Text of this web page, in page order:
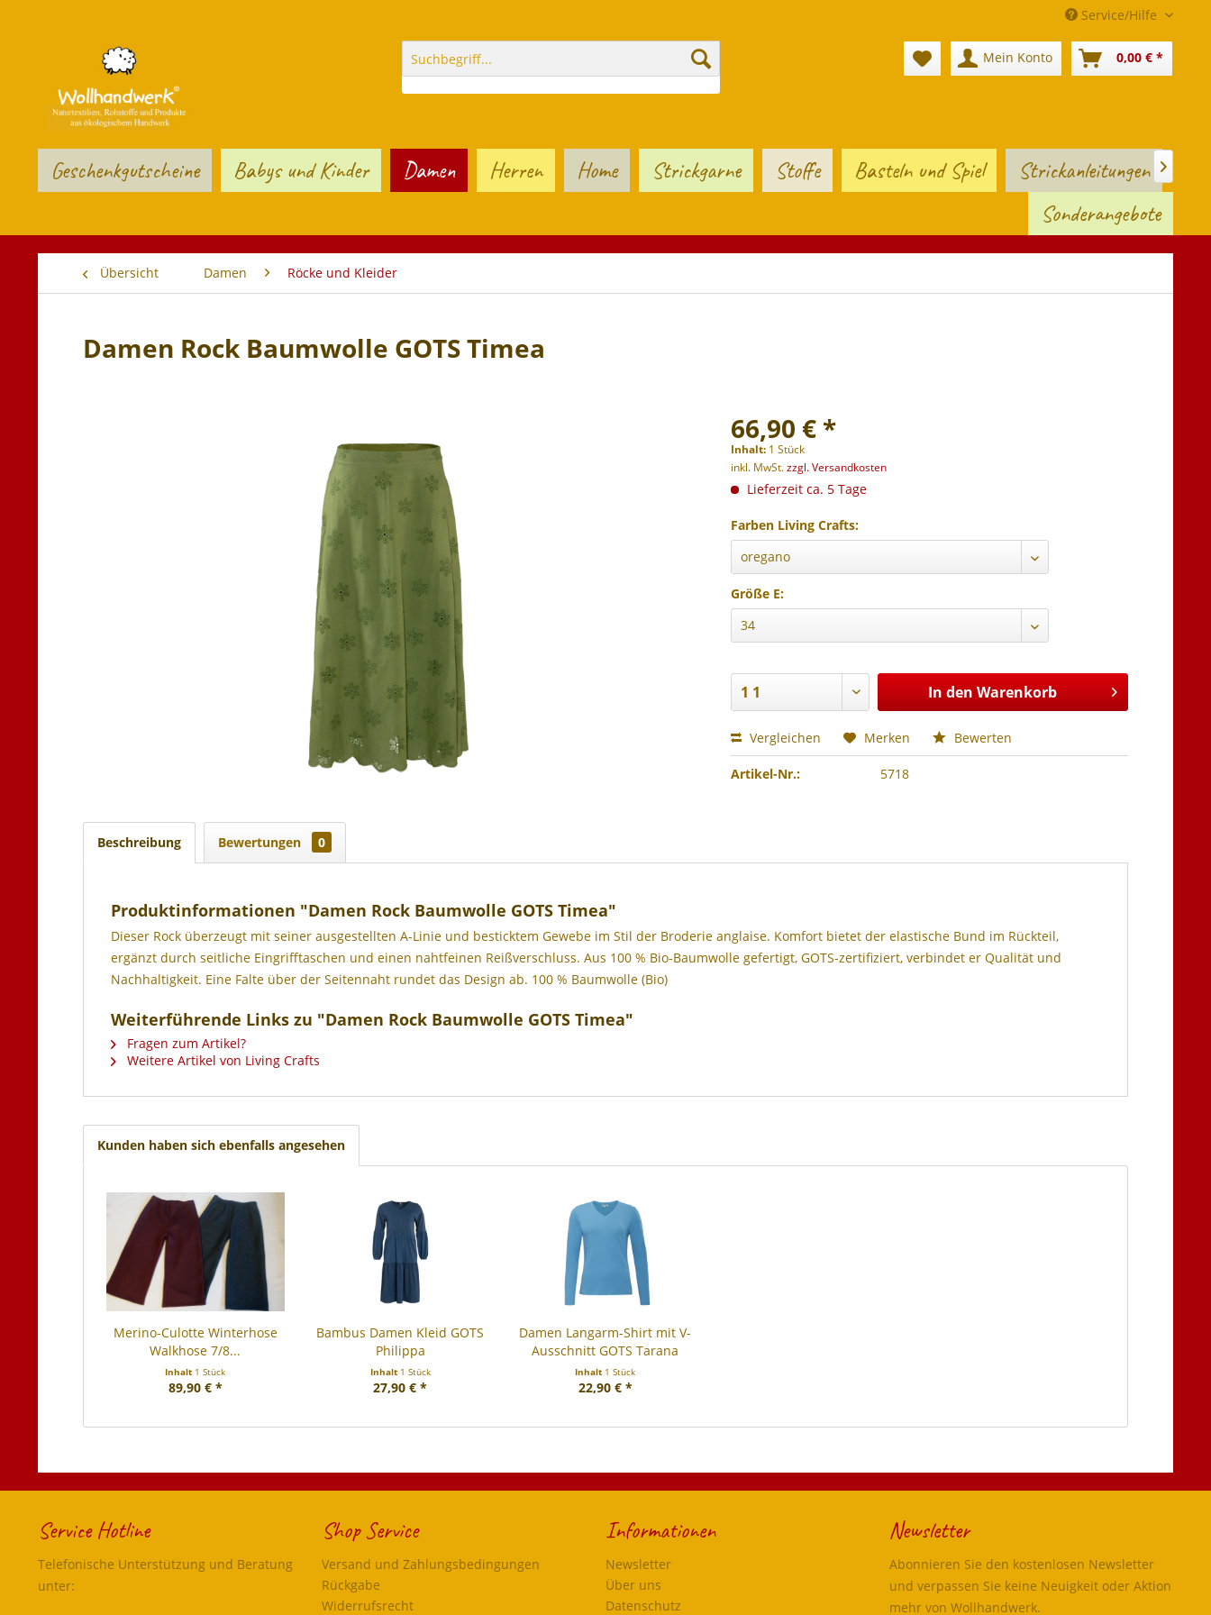
Service/Hilfe
Mein Konto 0,00 € *
Geschenkgutscheine Babys und Kinder Damen Herren Home Strickgarne Stoffe Basteln und Spiel
Strickanleitungen
Sonderangebote

Übersicht Damen Röcke und Kleider
Damen Rock Baumwolle GOTS Timea
66,90 € *
Inhalt: 1 Stück
inkl. MwSt.zzgl. Versandkosten
Lieferzeit ca. 5 Tage
Farben Living Crafts:
Größe E:
In den Warenkorb
Vergleichen Merken Bewerten
Artikel-Nr.: 5718
Beschreibung Bewertungen 0
Produktinformationen "Damen Rock Baumwolle GOTS Timea"
Dieser Rock überzeugt mit seiner ausgestellten A-Linie und besticktem Gewebe im Stil der Broderie anglaise. Komfort bietet der elastische Bund im Rückteil,
ergänzt durch seitliche Eingrifftaschen und einen nahtfeinen Reißverschluss. Aus 100 % Bio-Baumwolle gefertigt, GOTS-zertifiziert, verbindet er Qualität und
Nachhaltigkeit. Eine Falte über der Seitennaht rundet das Design ab. 100 % Baumwolle (Bio)
Weiterführende Links zu "Damen Rock Baumwolle GOTS Timea"
Fragen zum Artikel?
Weitere Artikel von Living Crafts
Kunden haben sich ebenfalls angesehen
Merino-Culotte Winterhose
Walkhose 7/8...
Inhalt 1 Stück
89,90 € *
Bambus Damen Kleid GOTS
Philippa
Inhalt 1 Stück
27,90 € *
Damen Langarm-Shirt mit V-
Ausschnitt GOTS Tarana
Inhalt 1 Stück
22,90 € *
Service Hotline
Telefonische Unterstützung und Beratung
unter:
Shop Service
Versand und Zahlungsbedingungen
Rückgabe
Widerrufsrecht
Informationen
Newsletter
Über uns
Datenschutz
Newsletter
Abonnieren Sie den kostenlosen Newsletter
und verpassen Sie keine Neuigkeit oder Aktion
mehr von Wollhandwerk.